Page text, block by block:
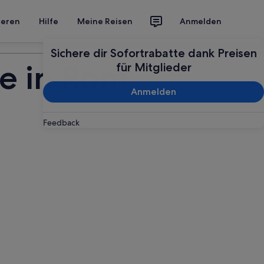
Hilfe Meine Reisen Anmelden
Sichere dir Sofortrabatte dank Preisen
für Mitglieder
Anmelden
Feedback
Deine Reise planen
in Rom